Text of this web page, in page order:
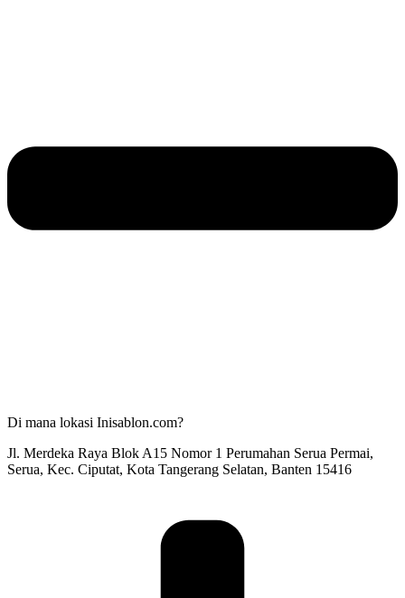
Di mana lokasi Inisablon.com?
Jl. Merdeka Raya Blok A15 Nomor 1 Perumahan Serua Permai,
Serua, Kec. Ciputat, Kota Tangerang Selatan, Banten 15416